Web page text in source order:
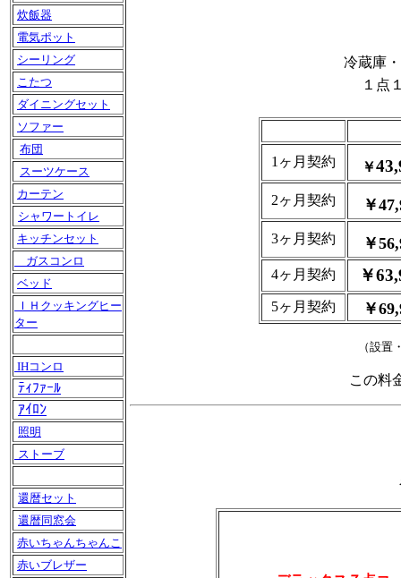
炊飯器
電気ポット
シーリング
こたつ
ダイニングセット
ソファー
布団
スーツケース
カーテン
シャワートイレ
キッチンセット
ガスコンロ
ベッド
ＩＨクッキングヒー
ター
IHコンロ
ﾃｨﾌｧｰﾙ
ｱｲﾛﾝ
照明
ストーブ
還暦セット
還暦同窓会
赤いちゃんちゃんこ
赤いブレザー
冷蔵庫
１点
1ヶ月契約 ￥
2ヶ月契約 ￥
3ヶ月契約 ￥
4ヶ月契約 ￥
5ヶ月契約 ￥
（設
この料